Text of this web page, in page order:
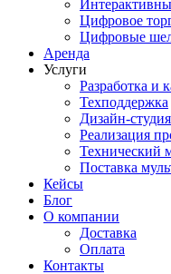
Цифровое
Цифровые
Аренда
Услуги
Разработка и
Техподдержка
Дизайн-студия
Реализация
Технический
Поставка
Кейсы
Блог
О компании
Доставка
Оплата
Контакты